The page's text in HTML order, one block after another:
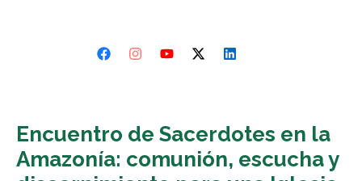
Encuentro de Sacerdotes en la
Amazonía: comunión, escucha y